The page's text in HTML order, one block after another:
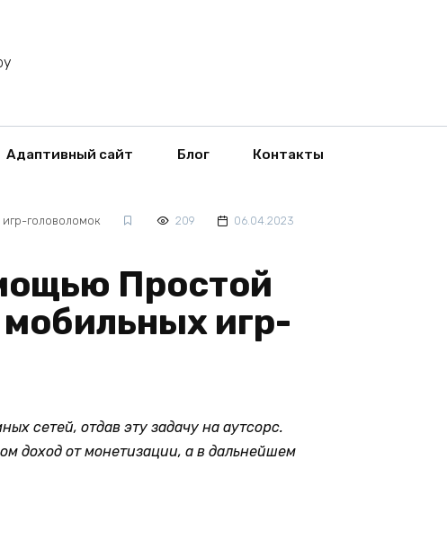
Адаптивный сайт Блог Контакты
головоломок 209 06.04.2023
Простой
игр-
сетей, отдав эту задачу на аутсорс.
доход от монетизации, а в дальнейшем